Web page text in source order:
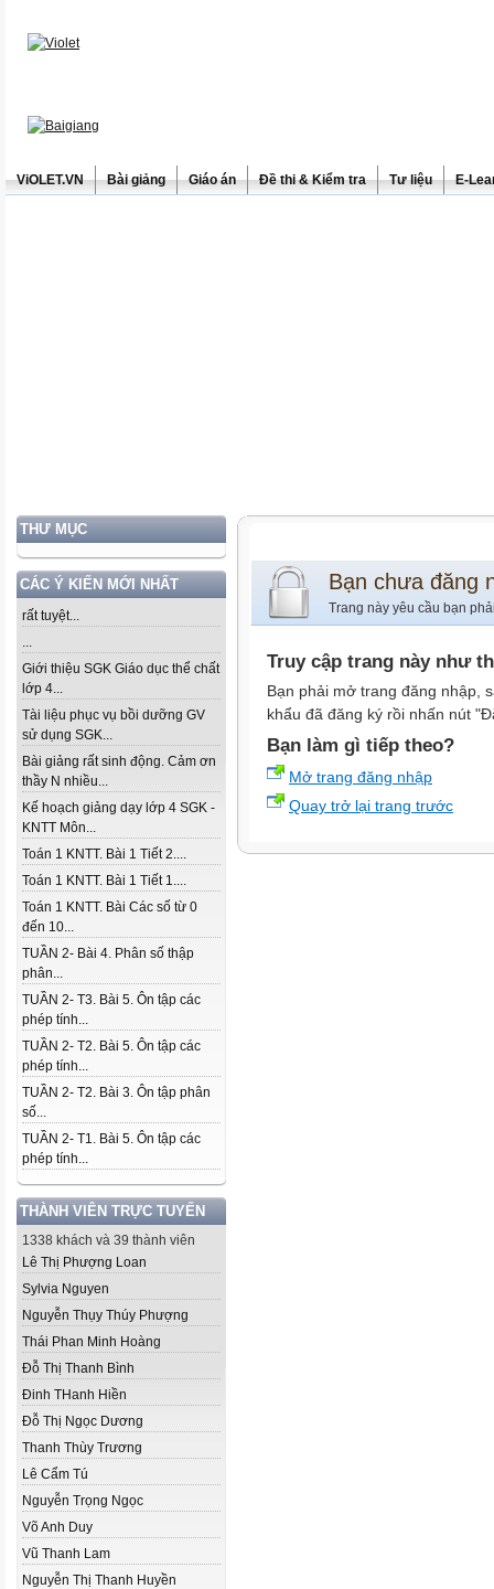
ViOLET.VN Bài giảng Giáo án Đề thi & Kiểm tra Tư liệu E-
THƯ MỤC
CÁC Ý KIẾN MỚI NHẤT
rất tuyệt...
...
Giới thiệu SGK Giáo dục thể chất
lớp 4...
Tài liệu phục vụ bồi dưỡng GV
sử dụng SGK...
Bài giảng rất sinh động. Cảm ơn
thầy N nhiều...
Kế hoạch giảng dạy lớp 4 SGK -
KNTT Môn...
Toán 1 KNTT. Bài 1 Tiết 2....
Toán 1 KNTT. Bài 1 Tiết 1....
Toán 1 KNTT. Bài Các số từ 0
đến 10...
TUẦN 2- Bài 4. Phân số thập
phân...
TUẦN 2- T3. Bài 5. Ôn tập các
phép tính...
TUẦN 2- T2. Bài 5. Ôn tập các
phép tính...
TUẦN 2- T2. Bài 3. Ôn tập phân
số...
TUẦN 2- T1. Bài 5. Ôn tập các
phép tính...
THÀNH VIÊN TRỰC TUYẾN
1338 khách và 39 thành viên
Lê Thị Phượng Loan
Sylvia Nguyen
Nguyễn Thụy Thúy Phượng
Thái Phan Minh Hoàng
Đỗ Thị Thanh Bình
Đinh THanh Hiền
Đỗ Thị Ngọc Dương
Thanh Thùy Trương
Lê Cẩm Tú
Nguyễn Trọng Ngọc
Võ Anh Duy
Vũ Thanh Lam
Nguyễn Thị Thanh Huyền
Bạn chưa đăng
Trang này yêu cầu bạn
Truy cập trang này như
Bạn phải mở trang đăng nhập,
khẩu đã đăng ký rồi nhấn nút
Bạn làm gì tiếp theo?
Mở trang đăng nhập
Quay trở lại trang trước